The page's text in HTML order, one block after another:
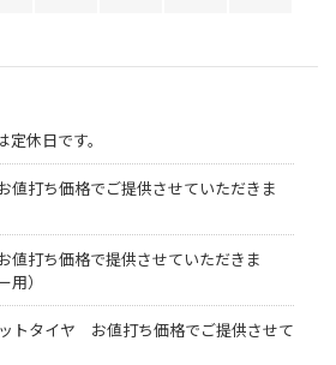
休日です。
打ち価格でご提供させていただきま
打ち価格で提供させていただきま
）
トタイヤ お値打ち価格でご提供させて